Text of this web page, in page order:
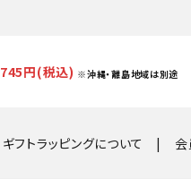
745円(税込) ※沖縄・離島地域は別途
ギフトラッピングについて